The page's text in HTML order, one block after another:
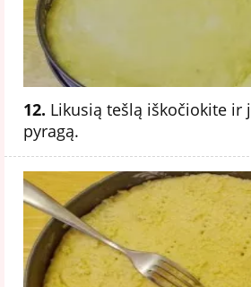
12. Likusią tešlą iškočiokite ir
pyragą.